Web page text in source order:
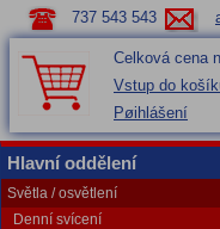
737 543 543
Celková cena
Vstup do
Pøihlášení
Hlavní oddělení
Světla / osvětlení
Denní svícení